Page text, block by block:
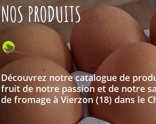
NOS PRODUITS
Découvrez notre catalogue de
fruit de notre passion et de notre
de fromage à Vierzon (18) dans le